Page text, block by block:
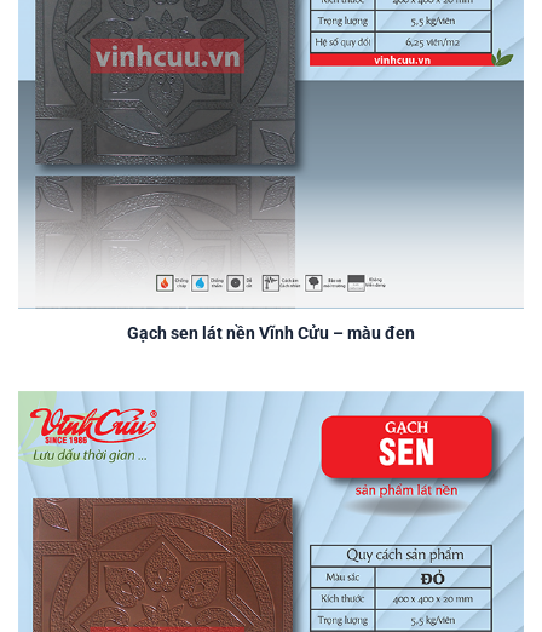
Gạch sen lát nền Vĩnh Cửu – màu đen